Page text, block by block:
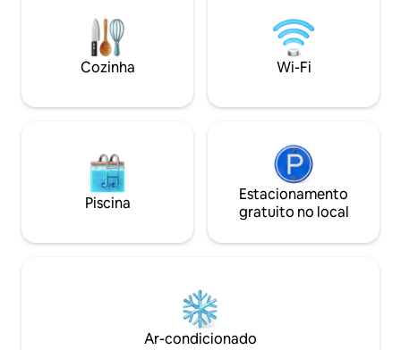
thoughtfully considered to ensure a
seamless and effortless experience.
with a bath and
restful stay.
Cozinha Wi-Fi
Piscina
Estacionamento
gratuito no local
Ar-condicionado